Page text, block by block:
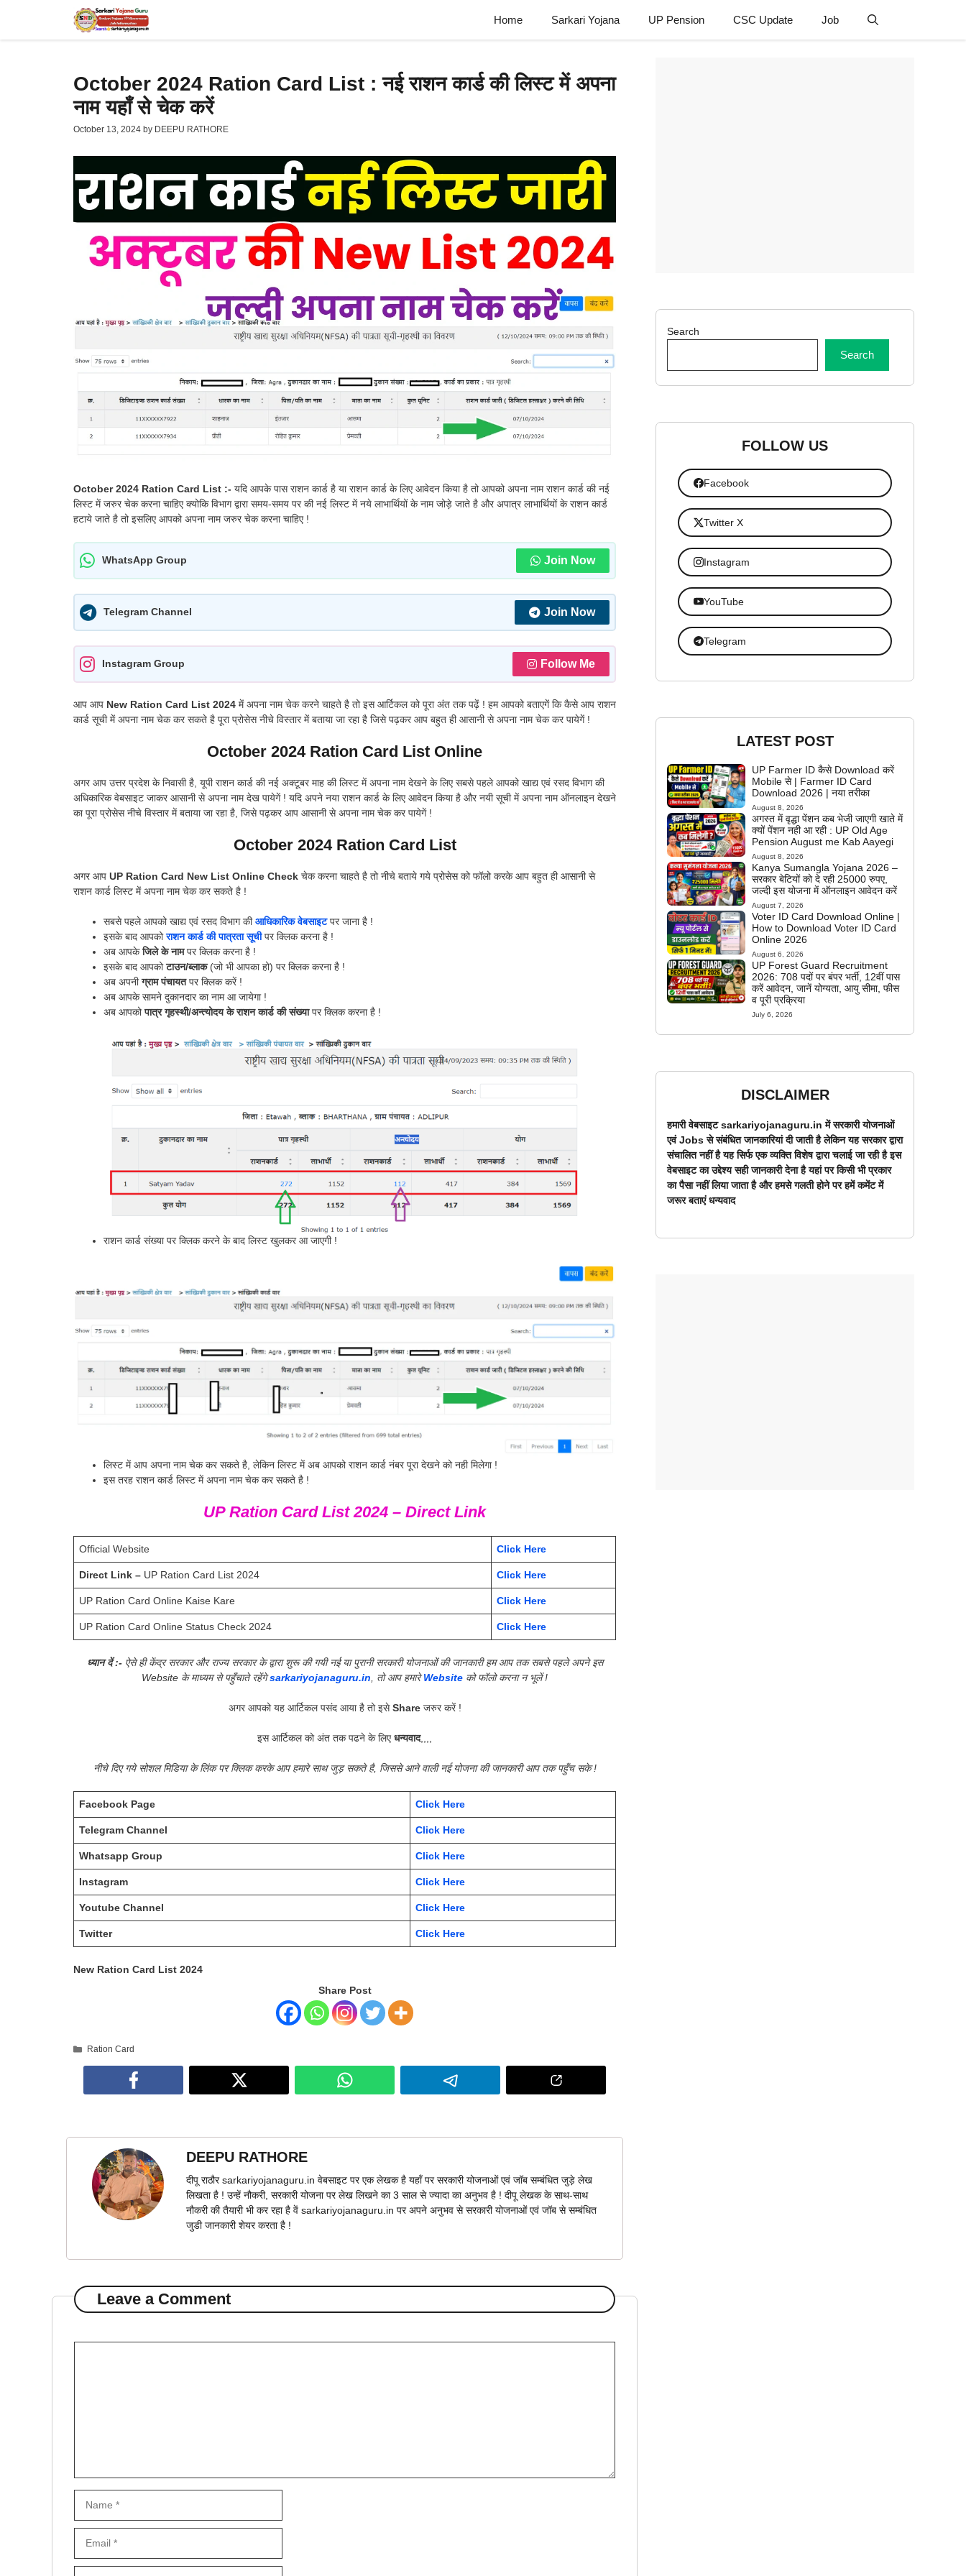
Home Sarkari Yojana UP Pension CSC Update Job
October 2024 Ration Card List : नई राशन कार्ड की लिस्ट में अपना
नाम यहाँ से चेक करें
October 13, 2024 by DEEPU RATHORE
October 2024 Ration Card List :- यदि आपके पास राशन कार्ड है या राशन कार्ड के लिए आवेदन किया है तो आपको अपना नाम राशन कार्ड की नई
लिस्ट में जरुर चेक करना चाहिए क्योकि विभाग द्वारा समय-समय पर की नई लिस्ट में नये लाभार्थियों के नाम जोड़े जाते है और अपात्र लाभार्थियों के राशन कार्ड
हटाये जाते है तो इसलिए आपको अपना नाम जरुर चेक करना चाहिए !
WhatsApp Group Join Now
Telegram Channel Join Now
Instagram Group Follow Me
आप आप New Ration Card List 2024 में अपना नाम चेक करने चाहते है तो इस आर्टिकल को पूरा अंत तक पढ़ें ! हम आपको बताएगें कि कैसे आप राशन
कार्ड सूची में अपना नाम चेक कर सकते है पूरा प्रोसेस नीचे विस्तार में बताया जा रहा है जिसे पढ़कर आप बहुत ही आसानी से अपना नाम चेक कर पायेगें !
October 2024 Ration Card List Online
अगर आप उत्तर प्रदेश के निवासी है, यूपी राशन कार्ड की नई अक्टूबर माह की लिस्ट में अपना नाम देखने के लिए सबसे पहले आपको खाद्य एवं रसद विभाग की
अधिकारिक वेबसाइट जाकर आसानी से अपना नाम देख पायेगें ! यदि अपने नया राशन कार्ड के लिए आवेदन किया है और नयी सूची में अपना नाम ऑनलाइन देखने
का पूरा प्रोसेस नीचे विस्तार में बताया जा रहा है, जिसे पढ़कर आप आसानी से अपना नाम चेक कर पायेगें !
October 2024 Ration Card List
अगर आप UP Ration Card New List Online Check चेक करना चाहते है तो नीचे बताये गये प्रोसेस को फॉलो करके आप बहुत ही आसानी से
राशन कार्ड लिस्ट में अपना नाम चेक कर सकते है !
सबसे पहले आपको खाद्य एवं रसद विभाग कीआधिकारिक वेबसाइटपर जाना है !
इसके बाद आपकोराशन कार्ड की पात्रता सूचीपर क्लिक करना है !
अब आपकेजिले के नामपर क्लिक करना है !
इसके बाद आपकोटाउन/ब्लाक(जो भी आपका हो) पर क्लिक करना है !
अब अपनीग्राम पंचायतपर क्लिक करें !
अब आपके सामने दुकानदार का नाम आ जायेगा !
अब आपकोपात्र गृहस्थी/अन्त्योदय के राशन कार्ड की संख्यापर क्लिक करना है !
राशन कार्ड संख्या पर क्लिक करने के बाद लिस्ट खुलकर आ जाएगी !
लिस्ट में आप अपना नाम चेक कर सकते है, लेकिन लिस्ट में अब आपको राशन कार्ड नंबर पूरा देखने को नही मिलेगा !
इस तरह राशन कार्ड लिस्ट में अपना नाम चेक कर सकते है !
UP Ration Card List 2024 – Direct Link
Official Website Click Here
Direct Link – UP Ration Card List 2024 Click Here
UP Ration Card Online Kaise Kare Click Here
UP Ration Card Online Status Check 2024 Click Here
ध्यान दें :-ऐसे ही केंद्र सरकार और राज्य सरकार के द्वारा शुरू की गयी नई या पुरानी सरकारी योजनाओं की जानकारी हम आप तक सबसे पहले अपने इस
Website के माध्यम से पहुँचाते रहेंगेsarkariyojanaguru.in , तो आप हमारेWebsite को फॉलो करना न भूलें !
अगर आपको यह आर्टिकल पसंद आया है तो इसेShareजरुर करें !
इस आर्टिकल को अंत तक पढने के लिएधन्यवाद,,,,
नीचे दिए गये सोशल मिडिया के लिंक पर क्लिक करके आप हमारे साथ जुड़ सकते है, जिससे आने वाली नई योजना की जानकारी आप तक पहुँच सके !
Facebook Page Click Here
Telegram Channel Click Here
Whatsapp Group Click Here
Instagram Click Here
Youtube Channel Click Here
Twitter Click Here
New Ration Card List 2024
Share Post
Categories
Ration Card
DEEPU RATHORE
दीपू राठौर sarkariyojanaguru.in वेबसाइट पर एक लेखक है यहाँ पर सरकारी योजनाओं एवं जॉब सम्बंधित जुड़े लेख
लिखता है ! उन्हें नौकरी, सरकारी योजना पर लेख लिखने का 3 साल से ज्यादा का अनुभव है ! दीपू लेखक के साथ-साथ
नौकरी की तैयारी भी कर रहा है वें sarkariyojanaguru.in पर अपने अनुभव से सरकारी योजनाओं एवं जॉब से सम्बंधित
जुडी जानकारी शेयर करता है !
Leave a Comment
Search
Search
FOLLOW US
Facebook
Twitter X
Instagram
YouTube
Telegram
LATEST POST
UP Farmer ID कैसे Download करें
Mobile से | Farmer ID Card
Download 2026 | नया तरीका
August 8, 2026
अगस्त में वृद्धा पेंशन कब भेजी जाएगी खाते में
क्यों पेंशन नही आ रही : UP Old Age
Pension August me Kab Aayegi
August 8, 2026
Kanya Sumangla Yojana 2026 –
सरकार बेटियों को दे रही 25000 रुपए,
जल्दी इस योजना में ऑनलाइन आवेदन करें
August 7, 2026
Voter ID Card Download Online |
How to Download Voter ID Card
Online 2026
August 6, 2026
UP Forest Guard Recruitment
2026: 708 पदों पर बंपर भर्ती, 12वीं पास
करें आवेदन, जानें योग्यता, आयु सीमा, फीस
व पूरी प्रक्रिया
July 6, 2026
DISCLAIMER
हमारी वेबसाइट sarkariyojanaguru.in में सरकारी योजनाओं
एवं Jobs से संबंधित जानकारियां दी जाती है लेकिन यह सरकार द्वारा
संचालित नहीं है यह सिर्फ एक व्यक्ति विशेष द्वारा चलाई जा रही है इस
वेबसाइट का उद्देश्य सही जानकारी देना है यहां पर किसी भी प्रकार
का पैसा नहीं लिया जाता है और हमसे गलती होने पर हमें कमेंट में
जरूर बताएं धन्यवाद